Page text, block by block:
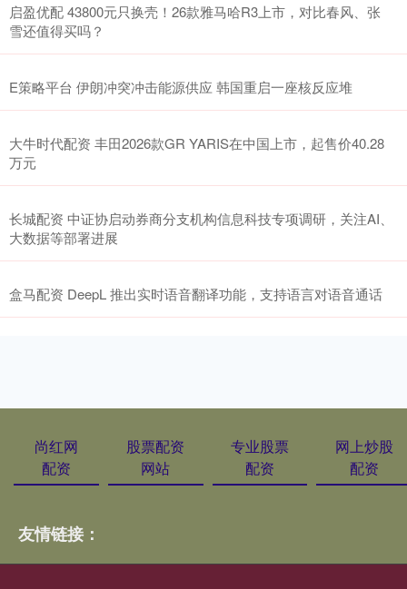
启盈优配 43800元只换壳！26款雅马哈R3上市，对比春风、张
雪还值得买吗？
E策略平台 伊朗冲突冲击能源供应 韩国重启一座核反应堆
大牛时代配资 丰田2026款GR YARIS在中国上市，起售价40.28
万元
长城配资 中证协启动券商分支机构信息科技专项调研，关注AI、
大数据等部署进展
盒马配资 DeepL 推出实时语音翻译功能，支持语言对语音通话
尚红网
配资
股票配资
网站
专业股票
配资
网上炒股
配资
友情链接：